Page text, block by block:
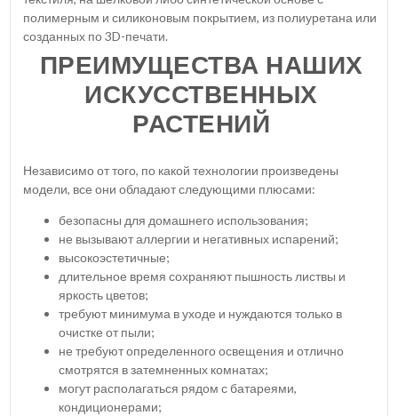
полимерным и силиконовым покрытием, из полиуретана или
созданных по 3D-печати.
ПРЕИМУЩЕСТВА НАШИХ
ИСКУССТВЕННЫХ
РАСТЕНИЙ
Независимо от того, по какой технологии произведены
модели, все они обладают следующими плюсами:
безопасны для домашнего использования;
не вызывают аллергии и негативных испарений;
высокоэстетичные;
длительное время сохраняют пышность листвы и
яркость цветов;
требуют минимума в уходе и нуждаются только в
очистке от пыли;
не требуют определенного освещения и отлично
смотрятся в затемненных комнатах;
могут располагаться рядом с батареями,
кондиционерами;